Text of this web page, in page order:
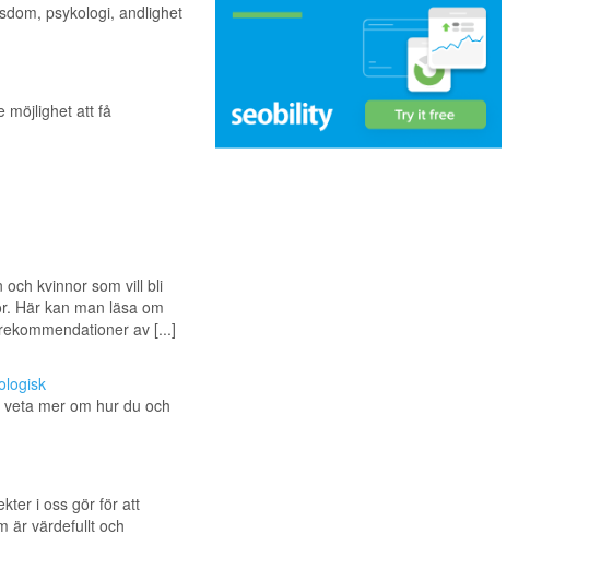
psykologi, andlighet
möjlighet att få
kvinnor som vill bli
Här kan man läsa om
av [...]
mer om hur du och
i oss gör för att
är värdefullt och